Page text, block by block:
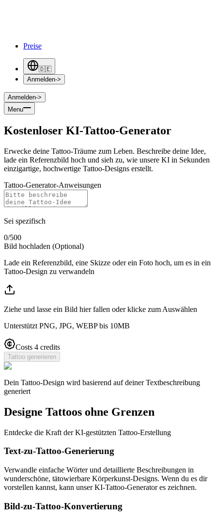
Preise
🇩🇪
Anmelden->
Anmelden->
Menu
Kostenloser KI-Tattoo-Generator
Erwecke deine Tattoo-Träume zum Leben. Beschreibe deine Idee,
lade ein Referenzbild hoch und sieh zu, wie unsere KI in Sekunden
einzigartige, hochwertige Tattoo-Designs erstellt.
Tattoo-Generator-Anweisungen
Sei spezifisch
0/500
Bild hochladen (Optional)
Lade ein Referenzbild, eine Skizze oder ein Foto hoch, um es in ein
Tattoo‑Design zu verwandeln
Ziehe und lasse ein Bild hier fallen oder klicke zum Auswählen
Unterstützt PNG, JPG, WEBP bis 10MB
Costs 4 credits
Tattoo generieren
Dein Tattoo-Design wird basierend auf deiner Textbeschreibung
generiert
Designe Tattoos ohne Grenzen
Entdecke die Kraft der KI-gestützten Tattoo-Erstellung
Text-zu-Tattoo-Generierung
Verwandle einfache Wörter und detaillierte Beschreibungen in
wunderschöne, tätowierbare Körperkunst-Designs. Wenn du es dir
vorstellen kannst, kann unser KI-Tattoo-Generator es zeichnen.
Bild-zu-Tattoo-Konvertierung